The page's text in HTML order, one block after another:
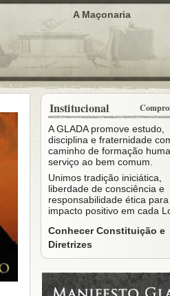
A Maçonaria
Institucional
A GLADA promove estudo,
disciplina e fraternidade
caminho de formação
serviço ao bem comum.
Unimos tradição iniciática,
liberdade de consciência e
responsabilidade ética
impacto positivo em cada
Conhecer Constituição e
Diretrizes